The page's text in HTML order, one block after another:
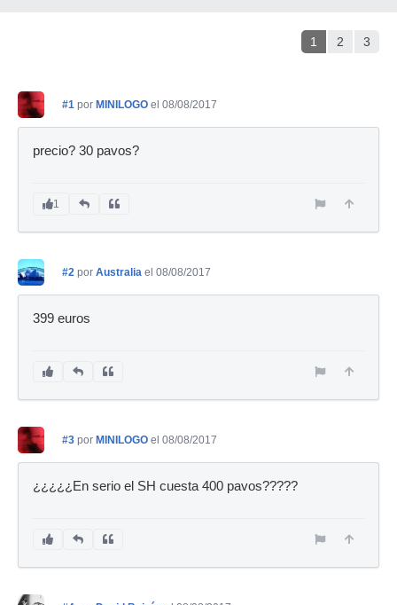
1 2 3
#1 por MINILOGO el 08/08/2017
precio? 30 pavos?
1
#2 por Australia el 08/08/2017
399 euros
#3 por MINILOGO el 08/08/2017
¿¿¿¿¿En serio el SH cuesta 400 pavos?????